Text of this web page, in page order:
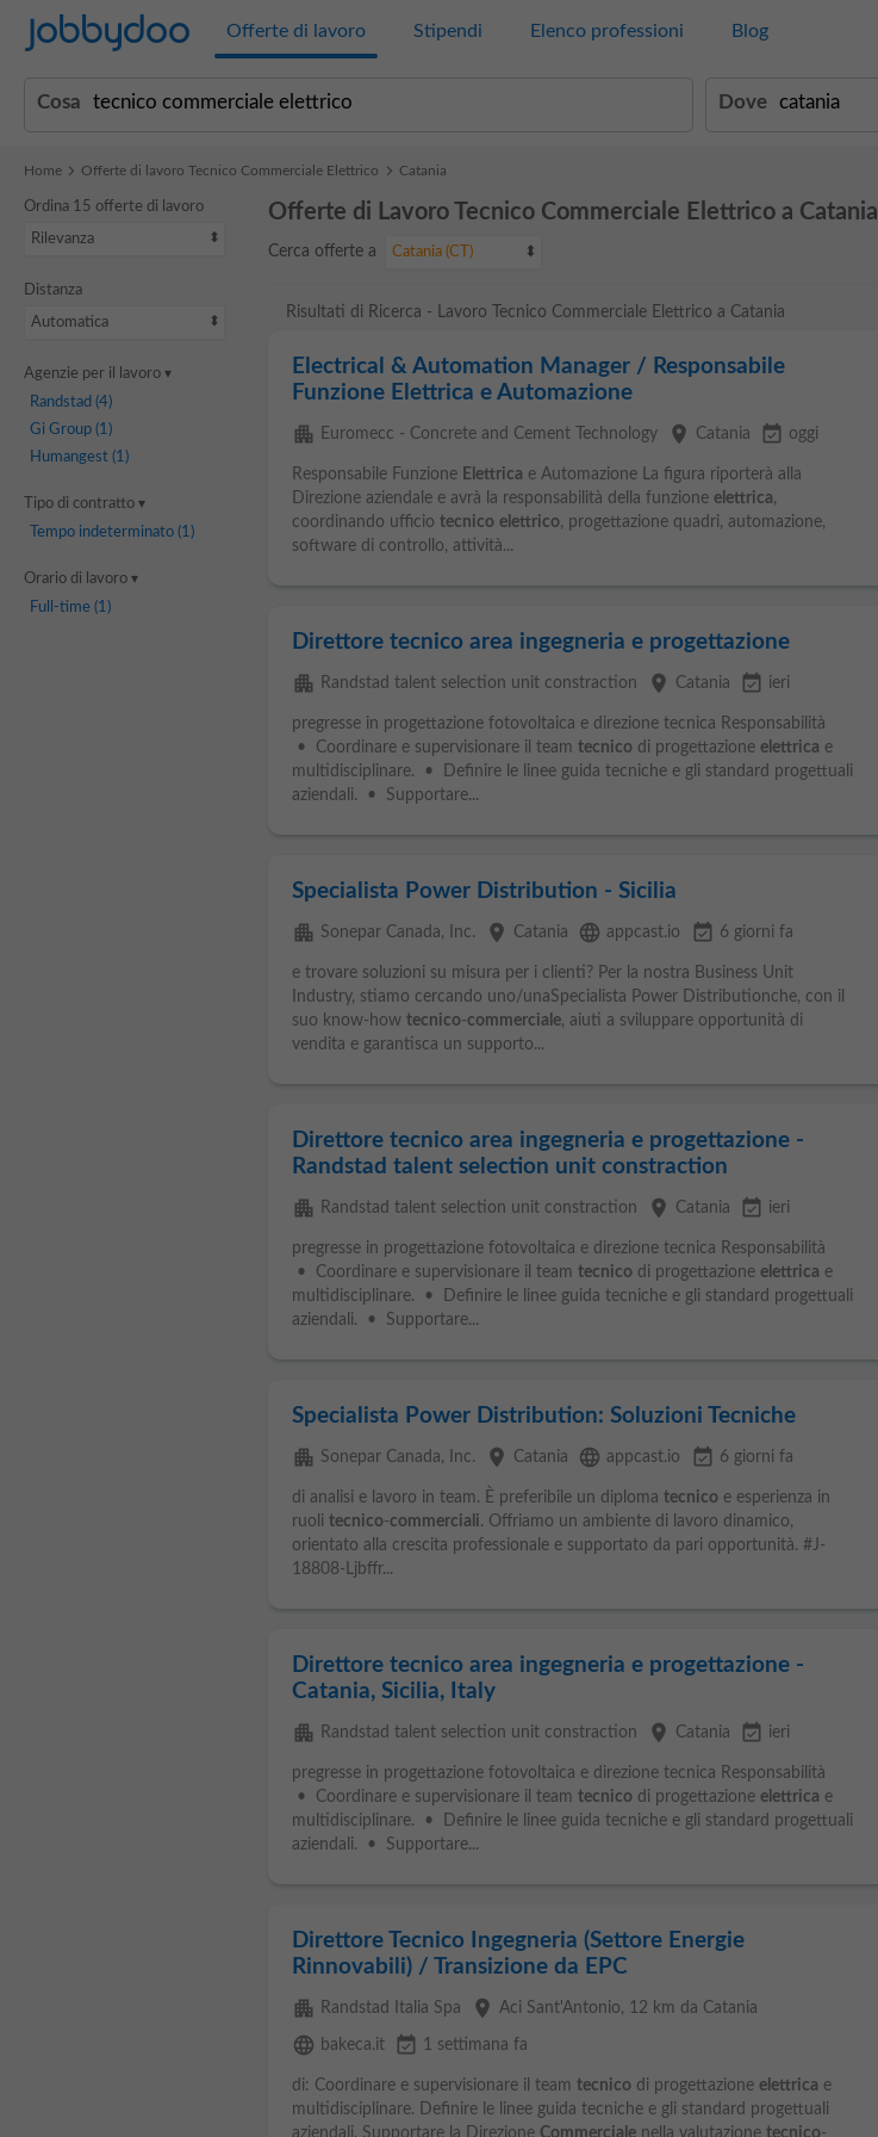
Jobbydoo Offerte di lavoro Stipendi Elenco professioni Blog
Cosa Dove
Home Offerte di lavoro Tecnico Commerciale Elettrico Catania
Ordina 15 offerte di lavoro
Rilevanza
Distanza
Automatica
Agenzie per il lavoro
Randstad (4)
Gi Group(1)
Humangest(1)
Tipo di contratto
Tempo indeterminato(1)
Orario di lavoro
Full-time(1)
Offerte di Lavoro Tecnico Commerciale Elettrico a Catania
Cerca offerte a Catania (CT)
Risultati di Ricerca - Lavoro Tecnico Commerciale Elettrico a Catania
Electrical & Automation Manager / Responsabile
Funzione Elettrica e Automazione
apartment Euromecc - Concrete and Cement Technology place Catania event_available oggi
Responsabile Funzione Elettrica e Automazione La figura riporterà alla
Direzione aziendale e avrà la responsabilità della funzione elettrica,
coordinando ufficio tecnico elettrico, progettazione quadri, automazione,
software di controllo, attività...
Direttore tecnico area ingegneria e progettazione
apartment Randstad talent selection unit constraction place Catania event_available ieri
pregresse in progettazione fotovoltaica e direzione tecnica Responsabilità
• Coordinare e supervisionare il team tecnicodi progettazione elettrica e
multidisciplinare. • Definire le linee guida tecniche e gli standard progettuali
aziendali. • Supportare...
Specialista Power Distribution - Sicilia
apartment Sonepar Canada, Inc. place Catania language appcast.io event_available 6 giorni fa
e trovare soluzioni su misura per i clienti? Per la nostra Business Unit
Industry, stiamo cercando uno/unaSpecialista Power Distributionche, con il
suo know-how tecnico-commerciale, aiuti a sviluppare opportunità di
vendita e garantisca un supporto...
Direttore tecnico area ingegneria e progettazione -
Randstad talent selection unit constraction
apartment Randstad talent selection unit constraction place Catania event_available ieri
pregresse in progettazione fotovoltaica e direzione tecnica Responsabilità
• Coordinare e supervisionare il team tecnicodi progettazione elettrica e
multidisciplinare. • Definire le linee guida tecniche e gli standard progettuali
aziendali. • Supportare...
Specialista Power Distribution: Soluzioni Tecniche
apartment Sonepar Canada, Inc. place Catania language appcast.io event_available 6 giorni fa
di analisi e lavoro in team. È preferibile un diploma tecnicoe esperienza in
ruoli tecnico-commerciali. Offriamo un ambiente di lavoro dinamico,
orientato alla crescita professionale e supportato da pari opportunità. #J-
18808-Ljbffr...
Direttore tecnico area ingegneria e progettazione -
Catania, Sicilia, Italy
apartment Randstad talent selection unit constraction place Catania event_available ieri
pregresse in progettazione fotovoltaica e direzione tecnica Responsabilità
• Coordinare e supervisionare il team tecnicodi progettazione elettrica e
multidisciplinare. • Definire le linee guida tecniche e gli standard progettuali
aziendali. • Supportare...
Direttore Tecnico Ingegneria (Settore Energie
Rinnovabili) / Transizione da EPC
apartment Randstad Italia Spa place Aci Sant'Antonio, 12 km da Catania
language bakeca.it event_available 1 settimana fa
di: Coordinare e supervisionare il team tecnicodi progettazione elettrica e
multidisciplinare. Definire le linee guida tecniche e gli standard progettuali
aziendali. Supportare la Direzione Commercialenella valutazione tecnico-